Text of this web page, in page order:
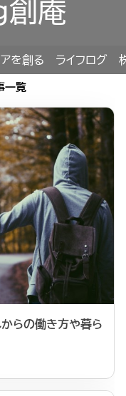
庵
アを創る ライフログ
一覧
からの働き方や暮ら